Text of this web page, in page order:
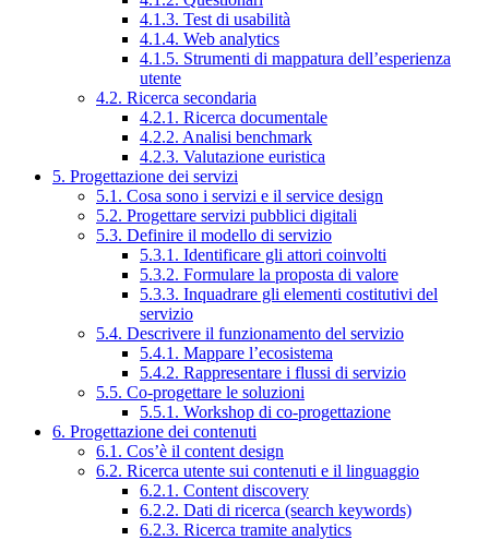
4.1.3. Test di usabilità
4.1.4. Web analytics
4.1.5. Strumenti di mappatura dell’esperienza
utente
4.2. Ricerca secondaria
4.2.1. Ricerca documentale
4.2.2. Analisi benchmark
4.2.3. Valutazione euristica
5. Progettazione dei servizi
5.1. Cosa sono i servizi e il service design
5.2. Progettare servizi pubblici digitali
5.3. Definire il modello di servizio
5.3.1. Identificare gli attori coinvolti
5.3.2. Formulare la proposta di valore
5.3.3. Inquadrare gli elementi costitutivi del
servizio
5.4. Descrivere il funzionamento del servizio
5.4.1. Mappare l’ecosistema
5.4.2. Rappresentare i flussi di servizio
5.5. Co-progettare le soluzioni
5.5.1. Workshop di co-progettazione
6. Progettazione dei contenuti
6.1. Cos’è il content design
6.2. Ricerca utente sui contenuti e il linguaggio
6.2.1. Content discovery
6.2.2. Dati di ricerca (search keywords)
6.2.3. Ricerca tramite analytics